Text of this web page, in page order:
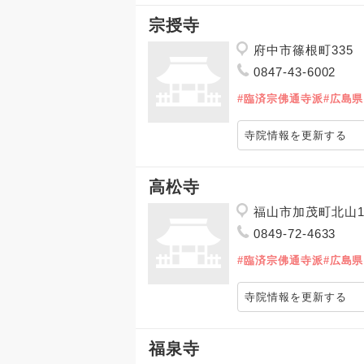
宗授寺
府中市篠根町335
0847-43-6002
#臨済宗佛通寺派#広島県
寺院情報を更新する
高松寺
福山市加茂町北山
0849-72-4633
#臨済宗佛通寺派#広島県
寺院情報を更新する
福泉寺